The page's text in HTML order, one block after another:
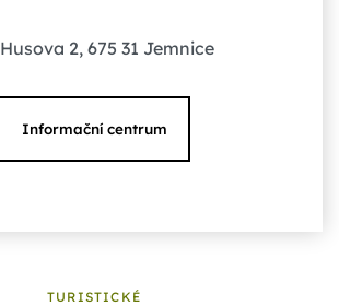
Husova 2, 675 31 Jemnice
Informační centrum
TURISTICKÉ